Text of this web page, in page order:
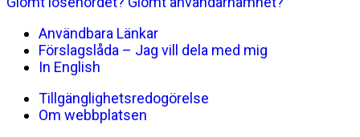
Användbara Länkar
Förslagslåda – Jag vill dela med mig
In English
Tillgänglighetsredogörelse
Om webbplatsen